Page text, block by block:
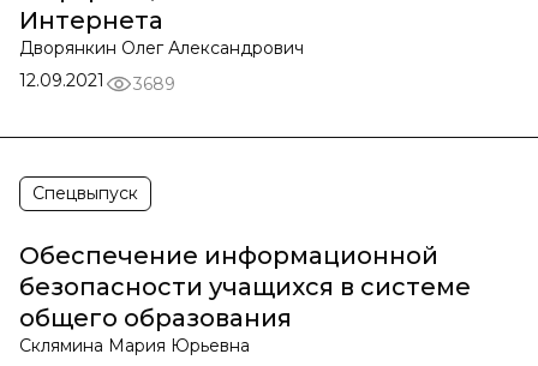
Интернета
Дворянкин Олег Александрович
12.09.2021
3689
Спецвыпуск
Обеспечение информационной
безопасности учащихся в системе
общего образования
Склямина Мария Юрьевна